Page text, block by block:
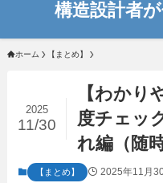
構造設計者
ホーム 【まとめ】
【わかり
度チェッ
れ編（随
2025
11/30
【まとめ】 2025年11月